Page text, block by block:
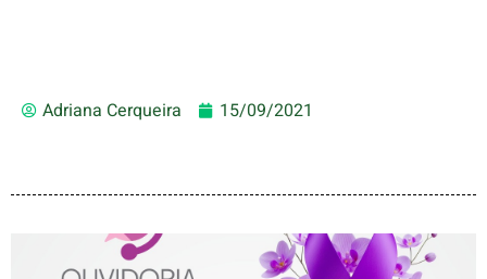
Adriana Cerqueira 15/09/2021